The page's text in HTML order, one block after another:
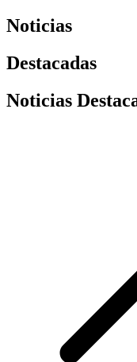
Noticias
Destacadas
Noticias